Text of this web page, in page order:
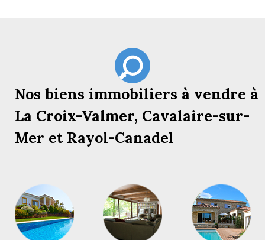
Nos biens immobiliers à vendre à
La Croix-Valmer, Cavalaire-sur-
Mer et Rayol-Canadel